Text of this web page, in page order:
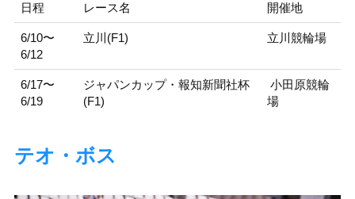
日程 レース名 開催地
6/10〜
6/12
立川(F1) 立川競輪場
6/17〜
6/19
ジャパンカップ・報知新聞社杯
(F1)
小田原競輪
場
テオ・ボス